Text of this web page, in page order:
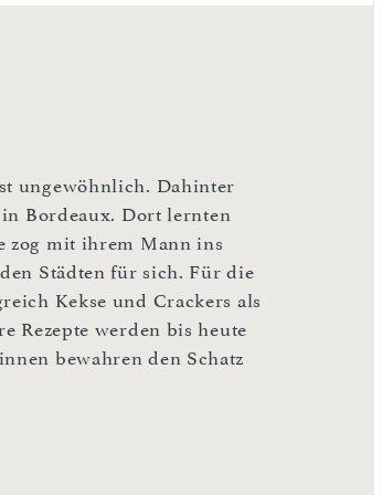
ungewöhnlich. Dahinter
in Bordeaux. Dort lernten
zog mit ihrem Mann ins
Städten für sich. Für die
Kekse und Crackers als
Rezepte werden bis heute
bewahren den Schatz